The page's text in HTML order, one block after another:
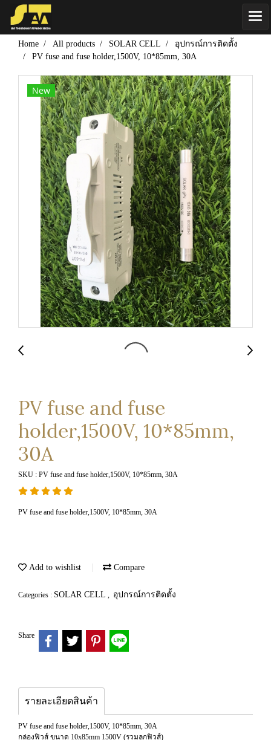
Home All products SOLAR CELL
อุปกรณ์การติดตั้ง
PV fuse and fuse holder,1500V, 10*85mm, 30A
New
PV fuse and fuse
holder,1500V, 10*85mm,
30A
SKU : PV fuse and fuse holder,1500V, 10*85mm, 30A
PV fuse and fuse holder,1500V, 10*85mm, 30A
Add to wishlist Compare
Categories : SOLAR CELL , อุปกรณ์การติดตั้ง
Share
รายละเอียดสินค้า
PV fuse and fuse holder,1500V, 10*85mm, 30A
กล่องฟิวส์ ขนาด 10x85mm 1500V (รวมลูกฟิวส์)